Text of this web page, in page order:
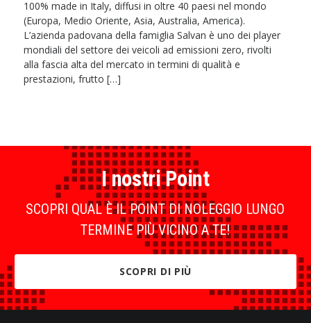
100% made in Italy, diffusi in oltre 40 paesi nel mondo
(Europa, Medio Oriente, Asia, Australia, America).
L’azienda padovana della famiglia Salvan è uno dei player
mondiali del settore dei veicoli ad emissioni zero, rivolti
alla fascia alta del mercato in termini di qualità e
prestazioni, frutto […]
I nostri Point
SCOPRI QUAL È IL POINT DI NOLEGGIO LUNGO
TERMINE PIÙ VICINO A TE!
SCOPRI DI PIÙ